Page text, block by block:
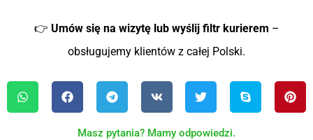
👉 Umów się na wizytę lub wyślij filtr kurierem –
obsługujemy klientów z całej Polski.
Masz pytania? Mamy odpowiedzi.